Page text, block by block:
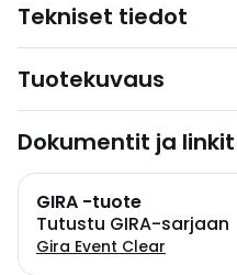
Tekniset tiedot
Tuotekuvaus
Dokumentit ja linkit
GIRA -tuote
Tutustu GIRA-sarjaan
Gira Event Clear